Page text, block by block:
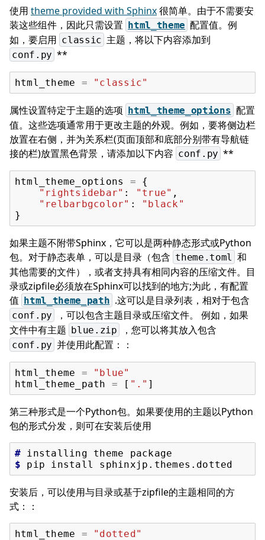
使用 theme provided with Sphinx很简单。由于不需要安
装这些组件，因此只需设置 html_theme 配置值。例
如，要启用 classic 主题，将以下内容添加到
conf.py **
html_theme = "classic"
属性设置特定于主题的选项 html_theme_options 配置
值。这些选项通常用于更改主题的外观。例如，要将侧边栏
放置在右侧，并为关系栏(页面顶部和底部分别带有导航链
接的栏)放置黑色背景，请添加以下内容 conf.py **
html_theme_options =
{
"rightsidebar" : "true" ,
"relbarbgcolor" :
"black"
}
如果主题不附带Sphinx，它可以是两种静态形式或Python
包。对于静态表单，可以是目录（包含 theme.toml
和
其他需要的文件），或者支持具有相同内容的压缩文件。目
录或zipfile必须放在Sphinx可以找到的地方;为此，有配置
值 html_theme_path .这可以是目录列表，相对于包含
conf.py
，可以包含主题目录或压缩文件。 例如，如果
文件中有主题 blue.zip ，您可以将其放入包含
conf.py 并使用此配置：：
html_theme =
"blue"
html_theme_path
= [ "." ]
第三种形式是一个Python包。如果要使用的主题以Python
包的形式分发，则可在安装后使用
# installing theme
$ pip install
安装后，可以使用与目录或基于zipfile的主题相同的方
式：：
html_theme = "dotted"